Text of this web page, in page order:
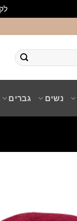
נשים גברים